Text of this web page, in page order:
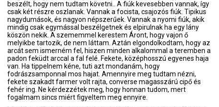
beszélt, hogy nem tudtam követni.. A fiúk kevesebben vannak, így
csak két részre oszlanak. Vannak a focista, csajozós fiúk. Tipikus
nagydumások, és nagyon népszerűek. Vannak a nyomi fiúk, akik
mindig csak egymással beszélgetnek és elpirulnak ha egy lány
köszön nekik. A szememmel kerestem Áront, hogy vajon ő
melyikbe tartozik, de nem láttam. Aztán elgondolkodtam, hogy az
arcát sem ismerném fel, hiszen minden alkalommal a teremben a
padon feküdt arccal a fal felé. Fekete, középhosszú egyenes haja
van. Ha tippelnem kéne, tuti azt mondanám, hogy
fodrászsamponnal mos hajat. Amennyire meg tudtam nézni,
fekete szakadt farmer volt rajta, converse magasszárú cipő és
fehér ing. Ne kérdezzétek meg, hogy honnan tudom, mert
fogalmam sincs miért figyeltem meg ennyire.